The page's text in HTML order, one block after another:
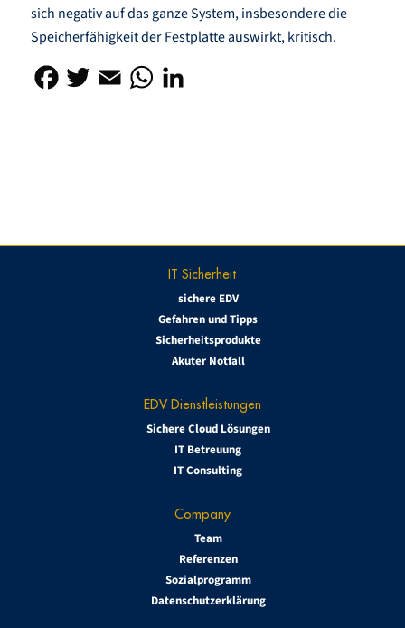
sich negativ auf das ganze System, insbesondere die
Speicherfähigkeit der Festplatte auswirkt, kritisch.
IT Sicherheit
sichere EDV
Gefahren und Tipps
Sicherheitsprodukte
Akuter Notfall
EDV Dienstleistungen
Sichere Cloud Lösungen
IT Betreuung
IT Consulting
Company
Team
Referenzen
Sozialprogramm
Datenschutzerklärung